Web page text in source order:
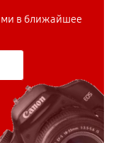
в ближайшее